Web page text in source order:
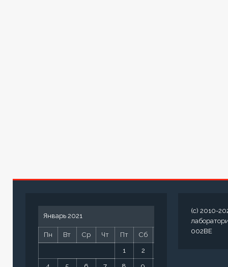
Январь 2021
Пн Вт Ср Чт Пт Сб
1 2
(c) 2010-
002BE